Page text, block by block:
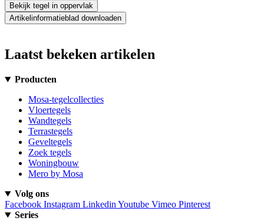
Bekijk tegel in oppervlak
Artikelinformatieblad downloaden
Laatst bekeken artikelen
Producten
Mosa-tegelcollecties
Vloertegels
Wandtegels
Terrastegels
Geveltegels
Zoek tegels
Woningbouw
Mero by Mosa
Volg ons
Facebook Instagram Linkedin Youtube Vimeo Pinterest
Series